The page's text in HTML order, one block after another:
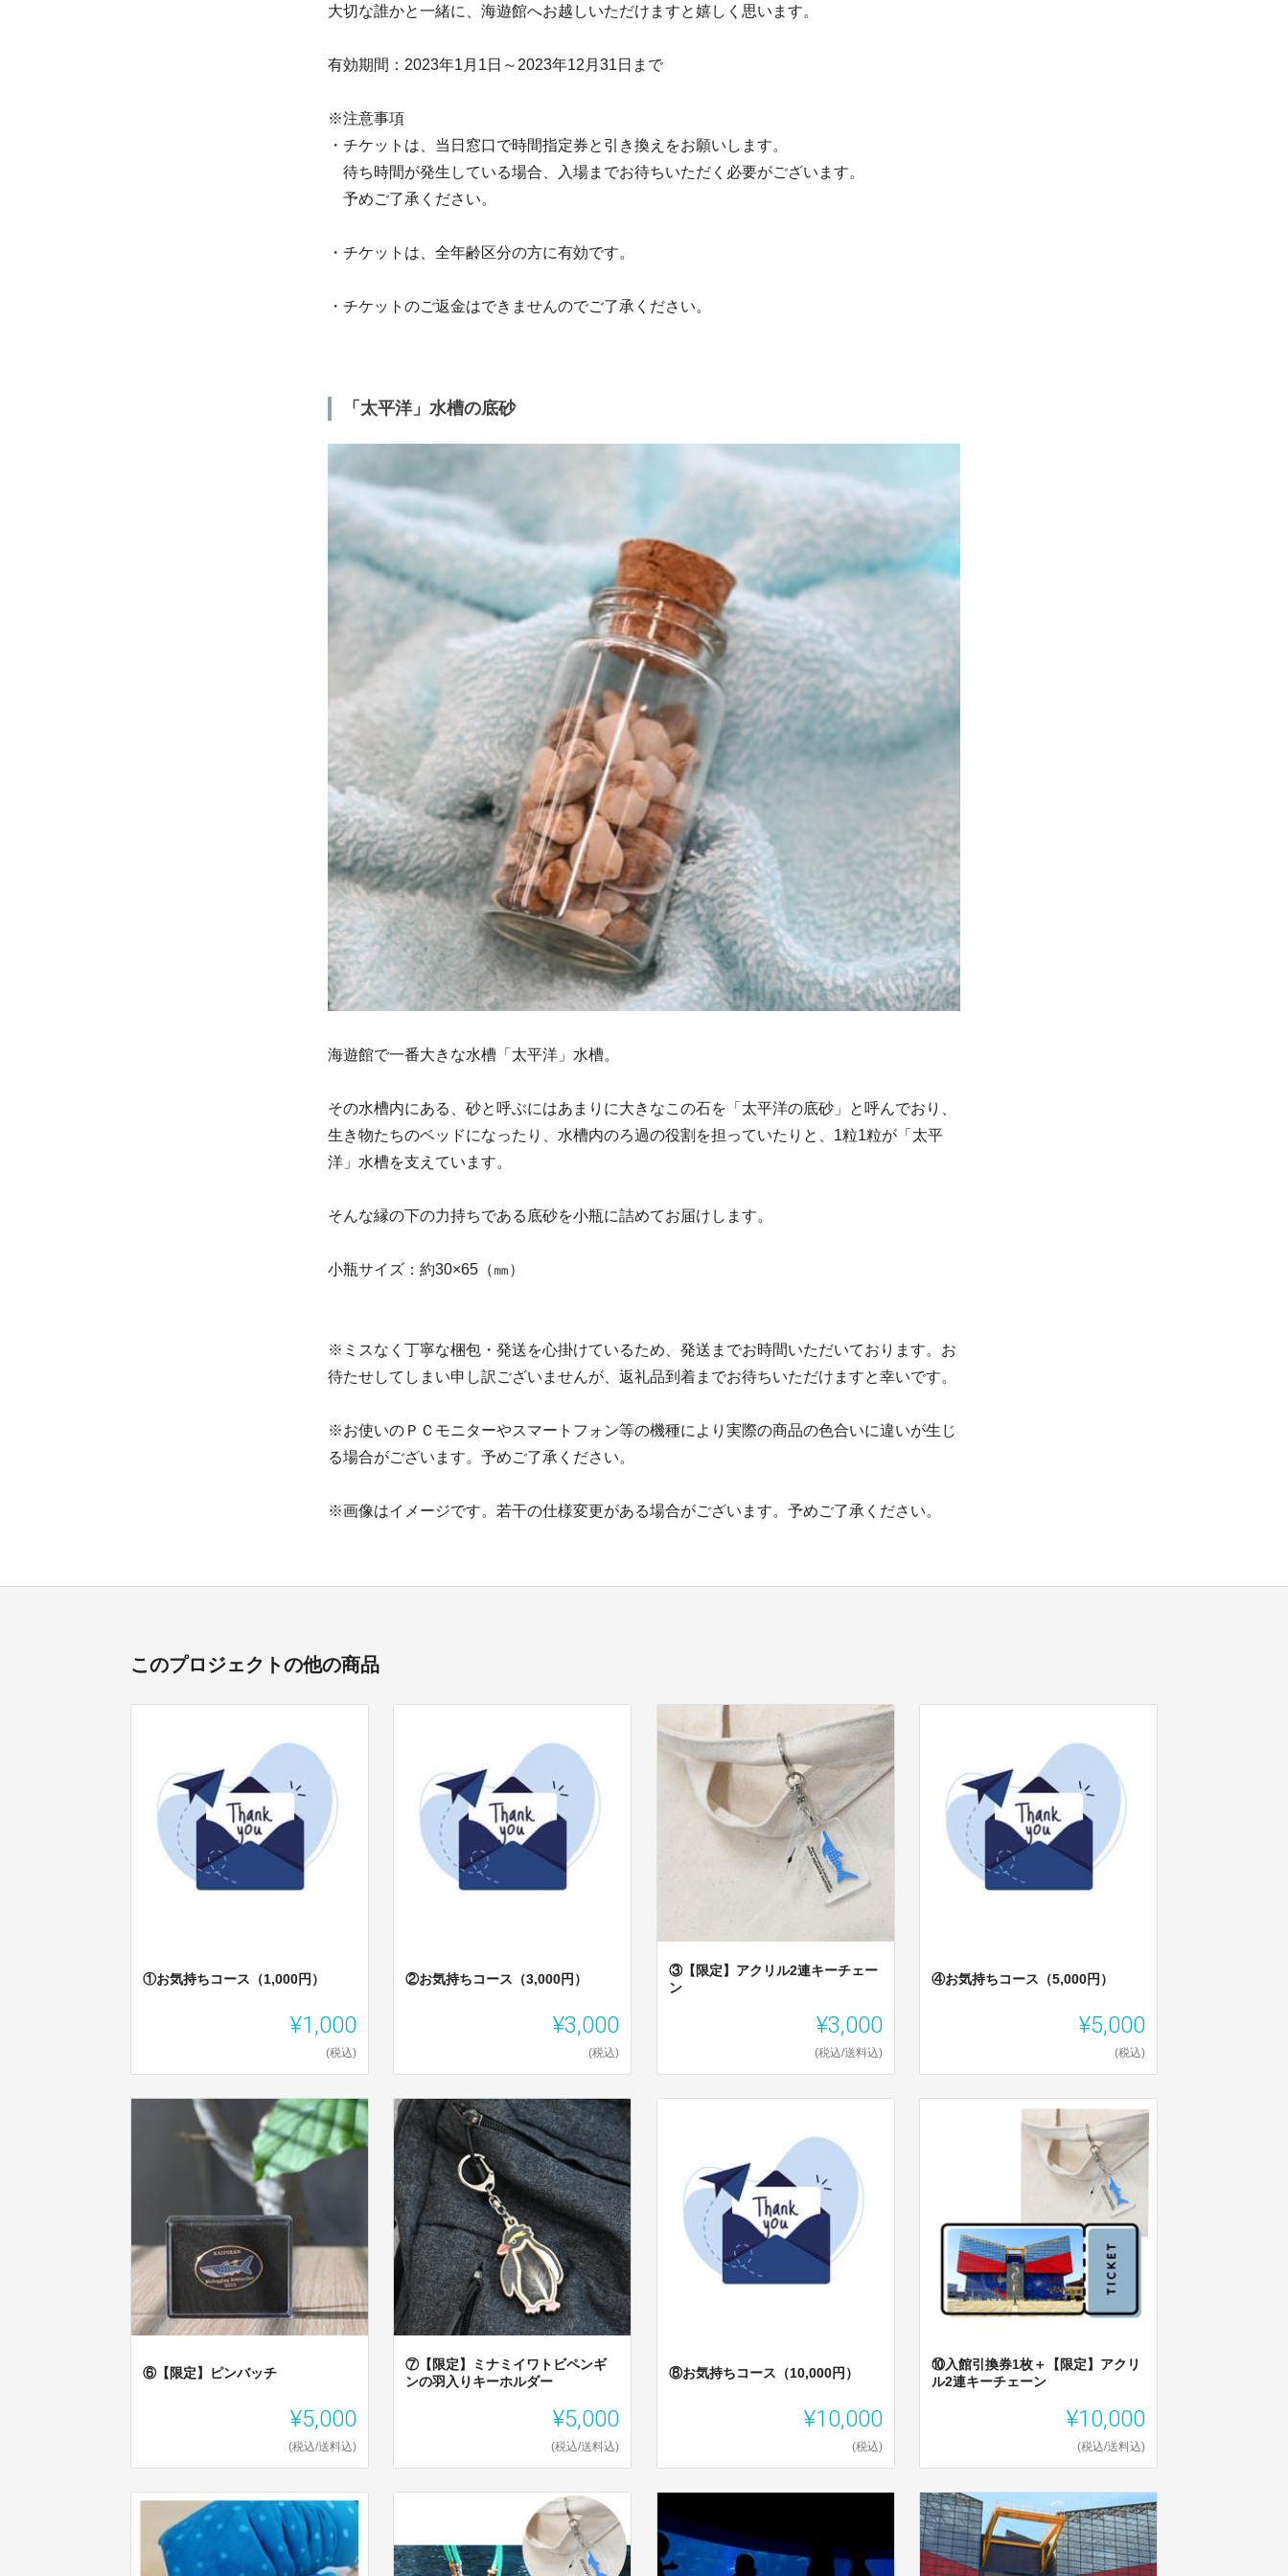
大切な誰かと一緒に、海遊館へお越しいただけますと嬉しく思います。
有効期間：2023年1月1日～2023年12月31日まで
※注意事項
・チケットは、当日窓口で時間指定券と引き換えをお願いします。
待ち時間が発生している場合、入場までお待ちいただく必要がございます。
予めご了承ください。
・チケットは、全年齢区分の方に有効です。
・チケットのご返金はできませんのでご了承ください。
「太平洋」水槽の底砂
海遊館で一番大きな水槽「太平洋」水槽。
その水槽内にある、砂と呼ぶにはあまりに大きなこの石を「太平洋の底砂」と呼んでおり、
生き物たちのベッドになったり、水槽内のろ過の役割を担っていたりと、1粒1粒が「太平
洋」水槽を支えています。
そんな縁の下の力持ちである底砂を小瓶に詰めてお届けします。
小瓶サイズ：約30×65（㎜）
※ミスなく丁寧な梱包・発送を心掛けているため、発送までお時間いただいております。お
待たせしてしまい申し訳ございませんが、返礼品到着までお待ちいただけますと幸いです。
※お使いのＰＣモニターやスマートフォン等の機種により実際の商品の色合いに違いが生じ
る場合がございます。予めご了承ください。
※画像はイメージです。若干の仕様変更がある場合がございます。予めご了承ください。
このプロジェクトの他の商品
①お気持ちコース（1,000円）
¥1,000
(税込)
②お気持ちコース（3,000円）
¥3,000
(税込)
③【限定】アクリル2連キーチェー
ン
¥3,000
(税込/送料込)
④お気持ちコース（5,000円）
¥5,000
(税込)
⑥【限定】ピンバッチ
¥5,000
(税込/送料込)
⑦【限定】ミナミイワトビペンギ
ンの羽入りキーホルダー
¥5,000
(税込/送料込)
⑧お気持ちコース（10,000円）
¥10,000
(税込)
⑩入館引換券1枚＋【限定】アクリ
ル2連キーチェーン
¥10,000
(税込/送料込)